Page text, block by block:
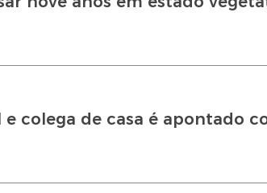
colega de casa é apontado